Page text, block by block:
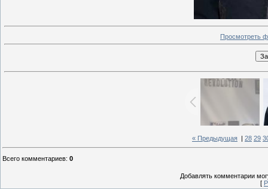
Просмотреть
« Предыдущая 28 29
Всего комментариев: 0
Добавлять комментарии
[